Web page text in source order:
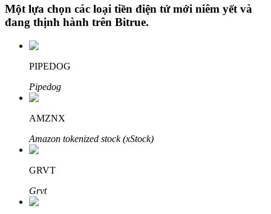
Staking 101
Một lựa chọn các loại tiền điện tử mới niêm yết và
đang thịnh hành trên Bitrue.
PIPEDOG
Pipedog
AMZNX
Amazon tokenized stock (xStock)
GRVT
Grvt